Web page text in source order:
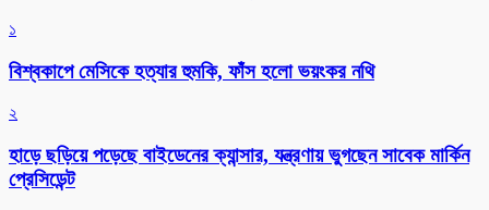
১
বিশ্বকাপে মেসিকে হত্যার হুমকি, ফাঁস হলো ভয়ংকর নথি
২
হাড়ে ছড়িয়ে পড়েছে বাইডেনের ক্যান্সার, যন্ত্রণায় ভুগছেন সাবেক মার্কিন
প্রেসিডেন্ট